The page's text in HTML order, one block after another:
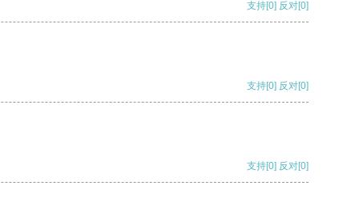
支持[0] 反对[0]
支持[0] 反对[0]
支持[0] 反对[0]